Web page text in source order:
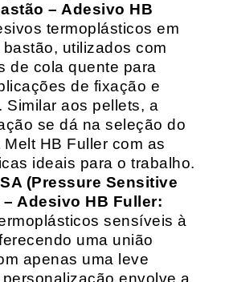
– Adesivo HB
termoplásticos em
utilizados com
de cola quente para
de fixação e
Similar aos pellets, a
se dá na seleção do
HB Fuller com as
ideais para o trabalho.
(Pressure Sensitive
Adesivo HB Fuller:
sensíveis à
uma união
apenas uma leve
envolve a